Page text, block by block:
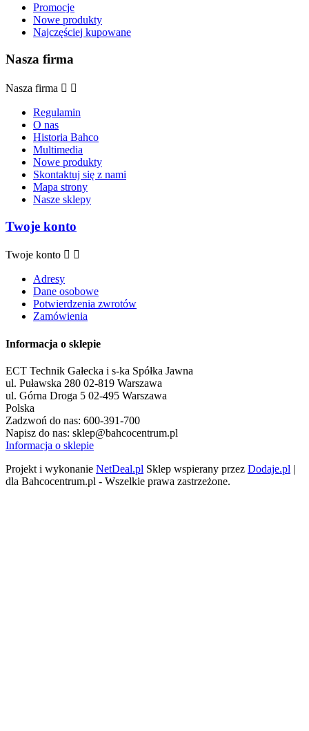
Promocje
Nowe produkty
Najczęściej kupowane
Nasza firma
Nasza firma  
Regulamin
O nas
Historia Bahco
Multimedia
Nowe produkty
Skontaktuj się z nami
Mapa strony
Nasze sklepy
Twoje konto
Twoje konto  
Adresy
Dane osobowe
Potwierdzenia zwrotów
Zamówienia
Informacja o sklepie
ECT Technik Gałecka i s-ka Spółka Jawna
ul. Puławska 280 02-819 Warszawa
ul. Górna Droga 5 02-495 Warszawa
Polska
Zadzwoń do nas: 600-391-700
Napisz do nas: sklep@bahcocentrum.pl
Informacja o sklepie
Projekt i wykonanie NetDeal.pl Sklep wspierany przez Dodaje.pl |
dla Bahcocentrum.pl - Wszelkie prawa zastrzeżone.